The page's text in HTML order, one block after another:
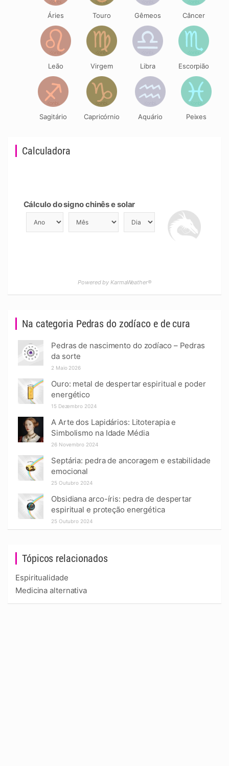
Tópicos relacionados
Espiritualidade
Medicina alternativa
Na categoria Pedras do zodíaco e de cura
Pedras de nascimento do zodíaco – Pedras
da sorte
2 Maio 2026
Ouro: metal de despertar espiritual e poder
energético
15 Dezembro 2024
A Arte dos Lapidários: Litoterapia e
Simbolismo na Idade Média
26 Novembro 2024
Septária: pedra de ancoragem e estabilidade
emocional
25 Outubro 2024
Obsidiana arco-íris: pedra de despertar
espiritual e proteção energética
25 Outubro 2024
Calculadora
Cálculo do signo chinês e solar
Powered by KarmaWeather®
Áries Touro Gêmeos Câncer
Leão Virgem Libra Escorpião
Sagitário Capricórnio Aquário Peixes